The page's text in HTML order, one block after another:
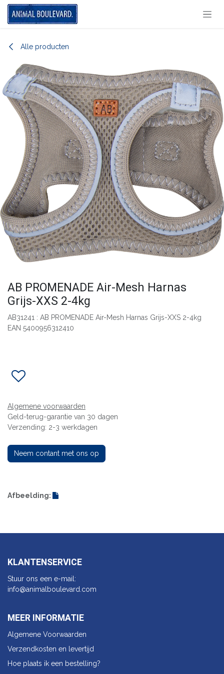
Overslaan naar inhoud
Alle producten
AB PROMENADE Air-Mesh Harnas
Grijs-XXS 2-4kg
AB31241 : AB PROMENADE Air-Mesh Harnas Grijs-XXS 2-4kg
EAN 5400956312410
Algemene voorwaarden
Geld-terug-garantie van 30 dagen
Verzending: 2-3 werkdagen
Neem contant met ons op
Afbeelding:
KLANTENSERVICE
Stuur ons een e-mail:
info@animalbo​ulevard.com
MEER INFORMATIE
Algemene Voorwaarden
Verzendkosten en levertijd
Hoe plaats ik een bestelling?